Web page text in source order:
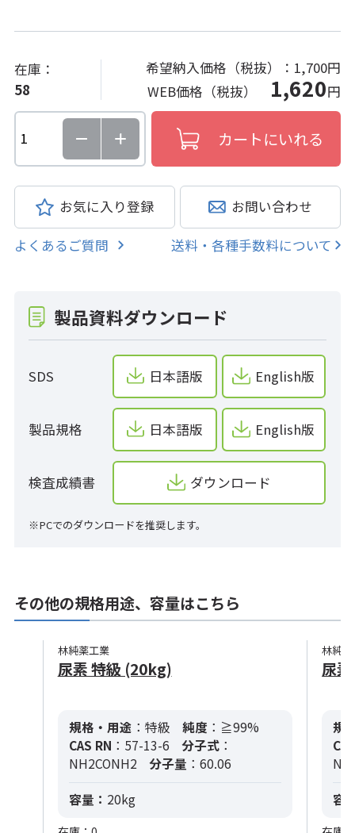
在庫：
58
希望納入価格（税抜）： 1,700円
WEB価格（税抜） 1,620円
お気に入り登録 お問い合わせ
よくあるご質問 送料・各種手数料について
製品資料ダウンロード
SDS 日本語版 English版
製品規格 日本語版 English版
検査成績書 ダウンロード
※PCでのダウンロードを推奨します。
その他の規格用途、容量はこちら
林純薬工業
尿素 特級 (20kg)
規格・用途 ：特級 純度 ：≧99%
CAS RN ：57-13-6 分子式 ：
NH2CONH2
分子量 ：60.06
容量： 20kg
林純
尿
規
容